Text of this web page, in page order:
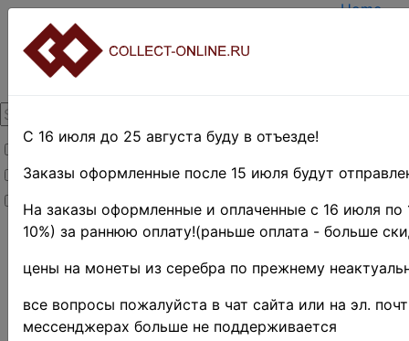
Товары со скидкой
Товары в наличии
Новинки
Home
TERMS
Home»
Coins»
Иностранные
монеты»
Asia» Оман
С 16 июля до 25 августа буду в отъезде!
Заказы оформленные после 15 июля будут
На заказы оформленные и оплаченные с 16 июля по
10%) за раннюю оплату!(раньше оплата - больше
цены на монеты из серебра по прежнему
все вопросы пожалуйста в чат сайта или на эл.
мессенджерах больше не поддерживается